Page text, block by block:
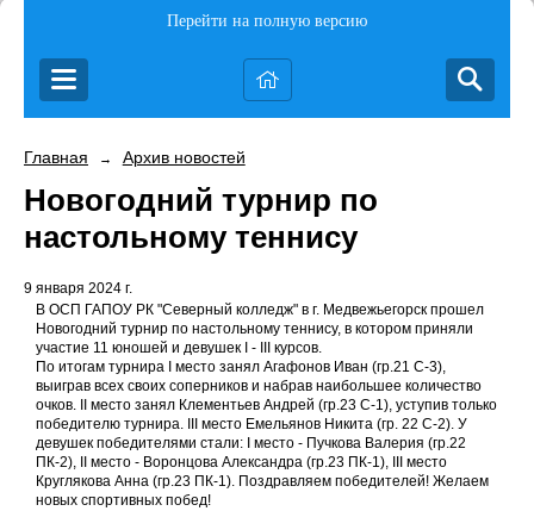
Перейти на полную версию
Главная → Архив новостей
Новогодний турнир по
настольному теннису
9 января 2024 г.
В ОСП ГАПОУ РК "Северный колледж" в г. Медвежьегорск прошел
Новогодний турнир по настольному теннису, в котором приняли
участие 11 юношей и девушек I - III курсов.
По итогам турнира I место занял Агафонов Иван (гр.21 С-3),
выиграв всех своих соперников и набрав наибольшее количество
очков. II место занял Клементьев Андрей (гр.23 С-1), уступив только
победителю турнира. III место Емельянов Никита (гр. 22 С-2). У
девушек победителями стали: I место - Пучкова Валерия (гр.22
ПК-2), II место - Воронцова Александра (гр.23 ПК-1), III место
Круглякова Анна (гр.23 ПК-1). Поздравляем победителей! Желаем
новых спортивных побед!